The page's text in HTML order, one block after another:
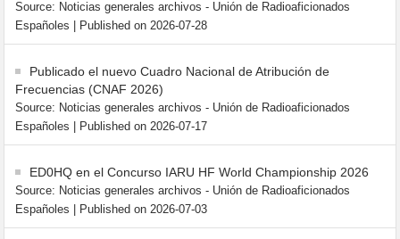
Source: Noticias generales archivos - Unión de Radioaficionados
Españoles
Published on 2026-07-28
Publicado el nuevo Cuadro Nacional de Atribución de
Frecuencias (CNAF 2026)
Source: Noticias generales archivos - Unión de Radioaficionados
Españoles
Published on 2026-07-17
ED0HQ en el Concurso IARU HF World Championship 2026
Source: Noticias generales archivos - Unión de Radioaficionados
Españoles
Published on 2026-07-03